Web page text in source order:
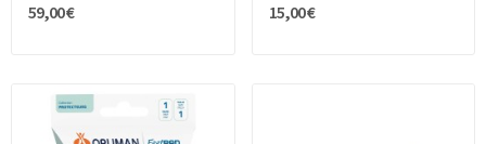
59,00 € 15,00 €